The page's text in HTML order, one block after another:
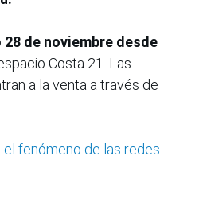
28 de noviembre desde
Costa 21. Las
a la venta a través de
el fenómeno de las redes